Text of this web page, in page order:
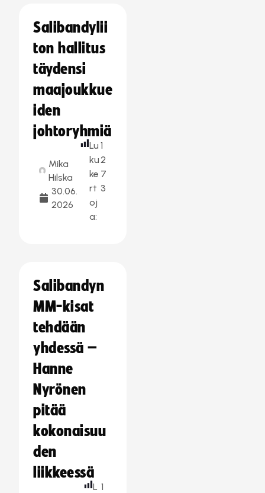
Salibandylii
ton hallitus
täydensi
maajoukkue
iden
johtoryhmiä
Mika
Hilska
30.06.
2026
Lu
ku
ke
rt
oj
a:
1
2
7
3
Salibandyn
MM-kisat
tehdään
yhdessä –
Hanne
Nyrönen
pitää
kokonaisuu
den
liikkeessä
L 1